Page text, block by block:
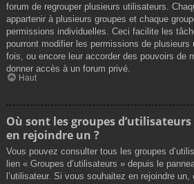
forum de regrouper plusieurs utilisateurs.
appartenir à plusieurs groupes et chaque
permissions individuelles. Ceci facilite les
pourront modifier les permissions de
fois, ou encore leur accorder des pouvoirs de
donner accès à un forum privé.
Haut
Où sont les groupes
en rejoindre un ?
Vous pouvez consulter tous les groupes
lien « Groupes d’utilisateurs » depuis le
l’utilisateur. Si vous souhaitez en rejoindre